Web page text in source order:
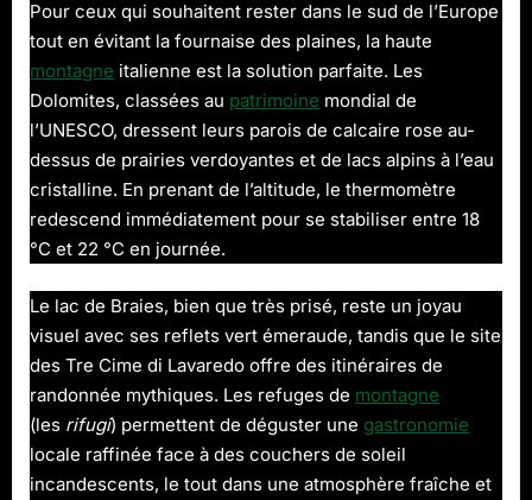
Pour ceux qui souhaitent rester dans le sud de l’Europe
tout en évitant la fournaise des plaines, la haute
montagne italienne est la solution parfaite. Les
Dolomites, classées au patrimoine mondial de
l’UNESCO, dressent leurs parois de calcaire rose au-
dessus de prairies verdoyantes et de lacs alpins à l’eau
cristalline. En prenant de l’altitude, le thermomètre
redescend immédiatement pour se stabiliser entre 18
°C et 22 °C en journée.
Le lac de Braies, bien que très prisé, reste un joyau
visuel avec ses reflets vert émeraude, tandis que le site
des Tre Cime di Lavaredo offre des itinéraires de
randonnée mythiques. Les refuges de montagne
(les rifugi) permettent de déguster une gastronomie
locale raffinée face à des couchers de soleil
incandescents, le tout dans une atmosphère fraîche et